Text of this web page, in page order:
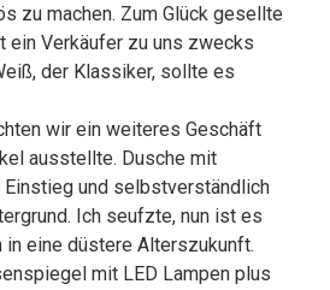
zu machen. Zum Glück gesellte
ein Verkäufer zu uns zwecks
der Klassiker, sollte es
wir ein weiteres Geschäft
ausstellte. Dusche mit
und selbstverständlich
Ich seufzte, nun ist es
eine düstere Alterszukunft.
mit LED Lampen plus